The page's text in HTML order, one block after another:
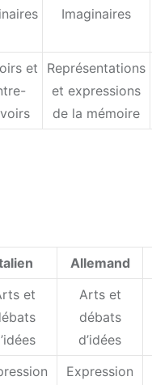
Imaginaires
et
Représentations
et expressions
de la mémoire
Allemand
et
Arts et
débats
d’idées
Expression